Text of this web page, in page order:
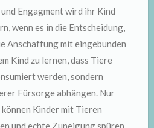
Engagment wird ihr Kind
wenn es in die Entscheidung,
Anschaffung mit eingebunden
Kind zu lernen, dass Tiere
werden, sondern
Fürsorge abhängen. Nur
Kinder mit Tieren
und echte Zuneigung spüren.